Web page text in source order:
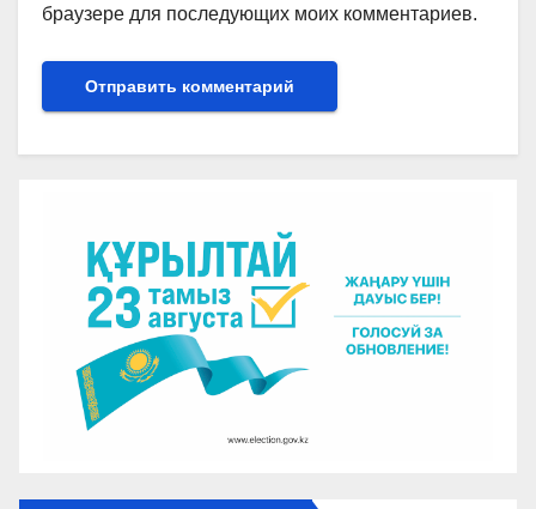
браузере для последующих моих комментариев.